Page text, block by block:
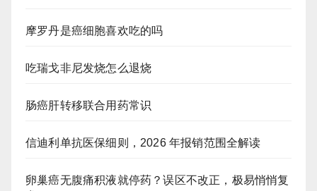
摩罗丹是癌细胞喜欢吃的吗
吃瑞戈非尼发烧怎么退烧
肠癌肝转移联合用药常识
信迪利单抗医保细则，2026 年报销范围全解读
卵巢癌无腹痛积液就停药？误区不改正，极易悄悄复